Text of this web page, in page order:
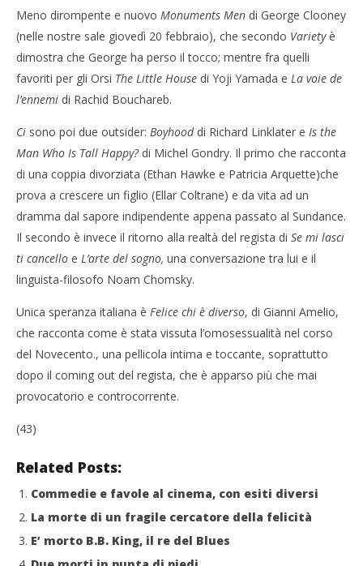
Meno dirompente e nuovo Monuments Men di George Clooney
(nelle nostre sale giovedì 20 febbraio), che secondo Varietyè
dimostra che George ha perso il tocco; mentre fra quelli
favoriti per gli Orsi The Little House di Yoji Yamada e La voie de
l’ennemi di Rachid Bouchareb.
Ci sono poi due outsider: Boyhooddi Richard Linklater e Is the
Man Who Is Tall Happy?di Michel Gondry. Il primo che racconta
di una coppia divorziata (Ethan Hawke e Patricia Arquette)che
prova a crescere un figlio (Ellar Coltrane) e da vita ad un
dramma dal sapore indipendente appena passato al Sundance.
Il secondo è invece il ritorno alla realtà del regista di Se mi lasci
ti cancello e L’arte del sogno, una conversazione tra lui e il
linguista-filosofo Noam Chomsky.
Unica speranza italiana è Felice chi è diverso, di Gianni Amelio,
che racconta come è stata vissuta l’omosessualità nel corso
del Novecento., una pellicola intima e toccante, soprattutto
dopo il coming out del regista, che è apparso più che mai
provocatorio e controcorrente.
(43)
Related Posts:
Commedie e favole al cinema, con esiti diversi
La morte di un fragile cercatore della felicità
E’ morto B.B. King, il re del Blues